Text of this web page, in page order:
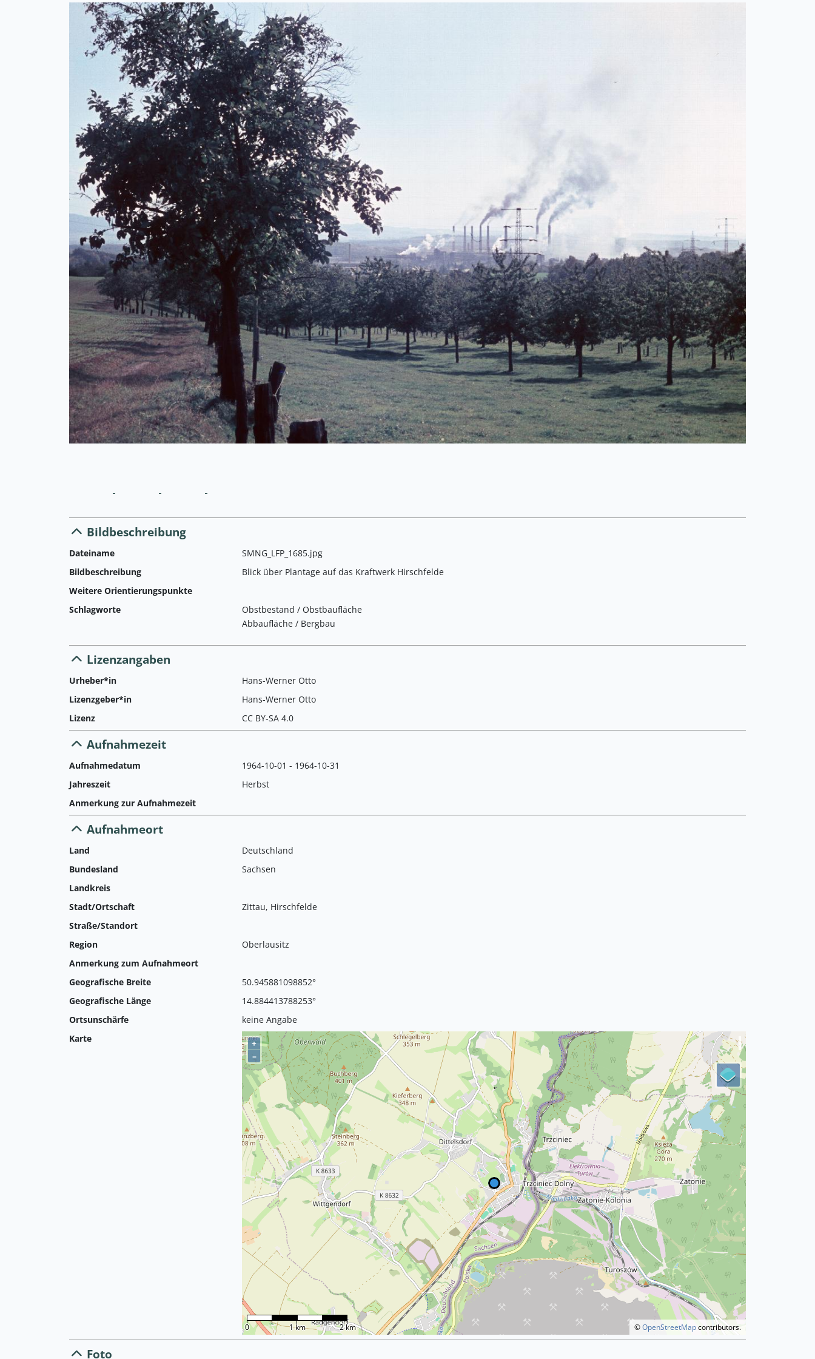
Bildbeschreibung
Dateiname
SMNG_LFP_1685.jpg
Bildbeschreibung
Blick über Plantage auf das Kraftwerk Hirschfelde
Weitere Orientierungspunkte
Schlagworte
Obstbestand / Obstbaufläche
Abbaufläche / Bergbau
Lizenzangaben
Urheber*in
Hans-Werner Otto
Lizenzgeber*in
Hans-Werner Otto
Lizenz
CC BY-SA 4.0
Aufnahmezeit
Aufnahmedatum
1964-10-01 - 1964-10-31
Jahreszeit
Herbst
Anmerkung zur Aufnahmezeit
Aufnahmeort
Land
Deutschland
Bundesland
Sachsen
Landkreis
Stadt/Ortschaft
Zittau, Hirschfelde
Straße/Standort
Region
Oberlausitz
Anmerkung zum Aufnahmeort
Geografische Breite
50.945881098852°
Geografische Länge
14.884413788253°
Ortsunschärfe
keine Angabe
Karte
+
–
©OpenStreetMapcontributors.
0 1 km 2 km
Foto